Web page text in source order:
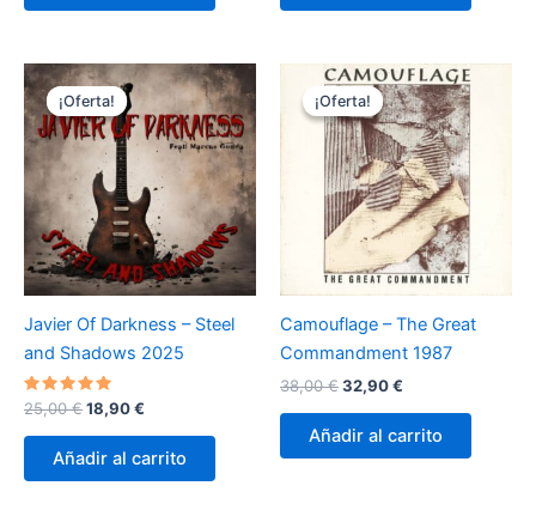
¡Oferta!
¡Oferta!
Javier Of Darkness – Steel
and Shadows 2025
Valorado
con
5.00
de 5
25,00€El
original
era:
18,90€
actual
es:
Añadir al carrito
¡Oferta!
¡Oferta!
Camouflage – The Great
Commandment 1987
38,00€El
original
era:
32,90€
actual
es:
Añadir al carrito